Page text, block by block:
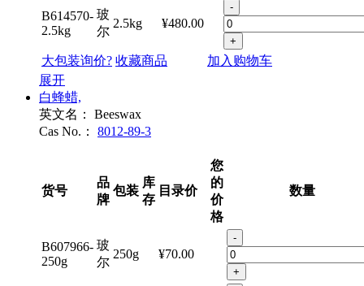
B614570-
2.5kg
玻
尔
2.5kg ¥480.00
-
+
大包装询价? 收藏商品
加入购物车
展开
白蜂蜡,
英文名：
Beeswax
Cas No.：
8012-89-3
货号
品
牌
包装
库
存
目录价
您
的
价
格
数量
B607966-
250g
玻
尔
250g ¥70.00
-
+